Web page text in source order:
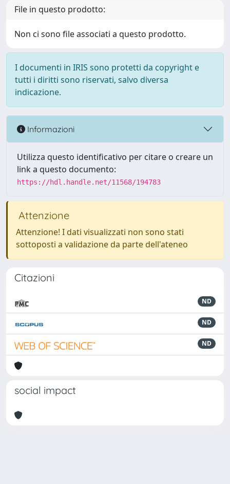
File in questo prodotto:
Non ci sono file associati a questo prodotto.
I documenti in IRIS sono protetti da copyright e
tutti i diritti sono riservati, salvo diversa
indicazione.
Informazioni
Utilizza questo identificativo per citare o creare un
link a questo documento:
https://hdl.handle.net/11568/194783
Attenzione
Attenzione! I dati visualizzati non sono stati
sottoposti a validazione da parte dell'ateneo
Citazioni
ND
ND
ND
social impact